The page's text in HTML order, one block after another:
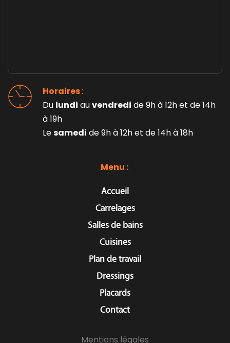
Menu :
Accueil
Carrelages
Salles de bains
Cuisines
Plan de travail
Dressings
Placards
Contact
Horaires :
Du lundi au vendredi de 9h à 12h et de 14h
à 19h
Le samedi de 9h à 12h et de 14h à 18h
Mentions légales